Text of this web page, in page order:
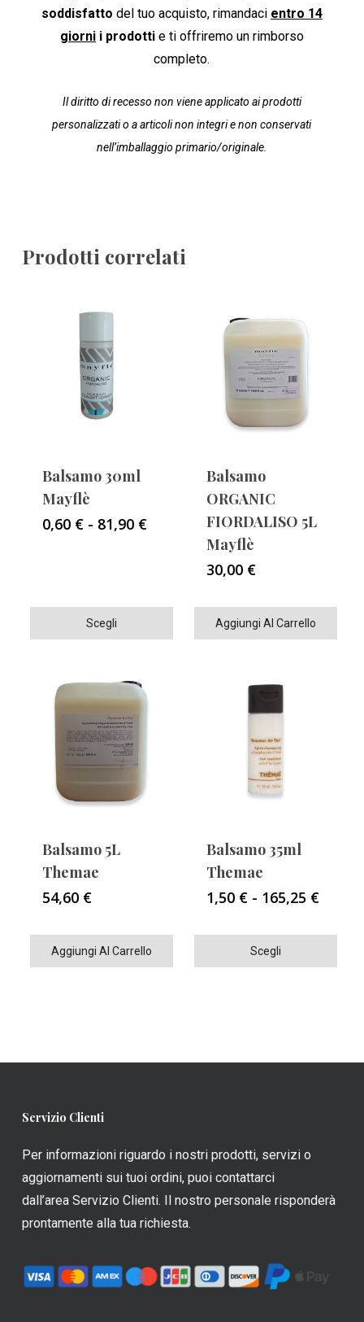
soddisfatto del tuo acquisto, rimandaci entro 14
giornii prodottie ti offriremo un rimborso
completo.
Il diritto di recesso non viene applicato ai prodotti
personalizzati o a articoli non integri e non conservati
nell’imballaggio primario/originale.
Prodotti correlati
Scegli
prodotto
opzioni
possono
essere
nella
pagina
del
Balsamo 30ml
Mayflè
0,60 € - 81,90 €Fascia
a
Aggiungi Al Carrello
Balsamo
ORGANIC
FIORDALISO 5L
Mayflè
30,00 €
Aggiungi Al Carrello
Balsamo 5L
Themae
54,60 €
Scegli
prodotto
Le
scelte
nella
pagina
Balsamo 35ml
Themae
1,50 € - 165,25 €Fascia
1,50 €
Servizio Clienti
Per informazioni riguardo i nostri prodotti, servizi o
aggiornamenti sui tuoi ordini, puoi contattarci
dall’area Servizio Clienti. Il nostro personale risponderà
prontamente alla tua richiesta.